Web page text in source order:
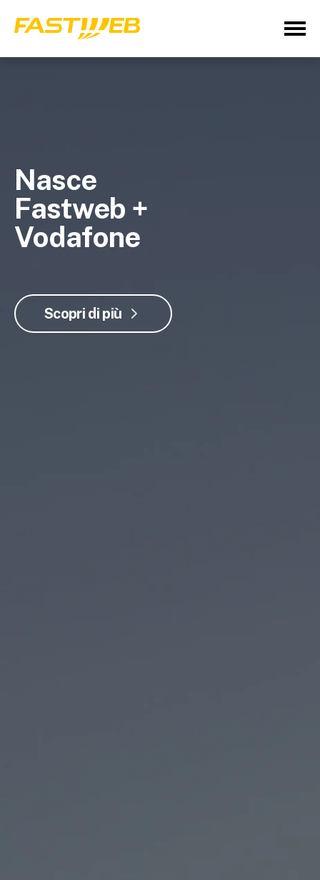
Nasce
Fastweb +
Vodafone
Scopri di più